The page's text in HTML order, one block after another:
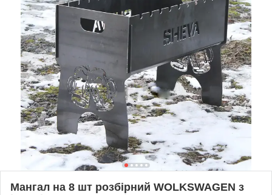
Мангал на 8 шт розбірний WOLKSWAGEN з